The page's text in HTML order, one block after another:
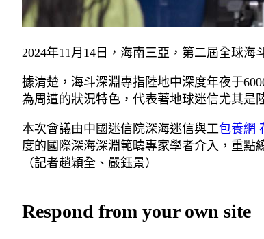
2024年11月14日，海南三亞，第二屆全球
據清楚，海斗深淵專指陸地中深度年夜于
為周遭的狀況特色，代表著地球迷信尤其是
本次會議由中國迷信院深海迷信與工包養網
度的國際深海深淵範疇專家學者介入，重點
（記者趙穎全、嚴鈺景）
Respond from your own site